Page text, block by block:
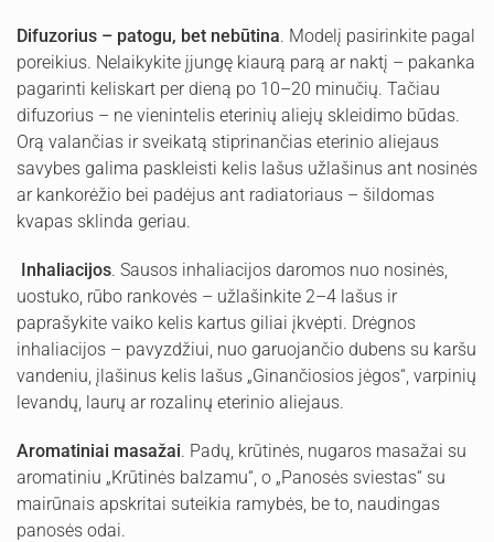
Difuzorius – patogu, bet nebūtina. Modelį pasirinkite pagal
poreikius. Nelaikykite įjungę kiaurą parą ar naktį – pakanka
pagarinti keliskart per dieną po 10–20 minučių. Tačiau
difuzorius – ne vienintelis eterinių aliejų skleidimo būdas.
Orą valančias ir sveikatą stiprinančias eterinio aliejaus
savybes galima paskleisti kelis lašus užlašinus ant nosinės
ar kankorėžio bei padėjus ant radiatoriaus – šildomas
kvapas sklinda geriau.
Inhaliacijos. Sausos inhaliacijos daromos nuo nosinės,
uostuko, rūbo rankovės – užlašinkite 2–4 lašus ir
paprašykite vaiko kelis kartus giliai įkvėpti. Drėgnos
inhaliacijos – pavyzdžiui, nuo garuojančio dubens su karšu
vandeniu, įlašinus kelis lašus „Ginančiosios jėgos“, varpinių
levandų, laurų ar rozalinų eterinio aliejaus.
Aromatiniai masažai. Padų, krūtinės, nugaros masažai su
aromatiniu „Krūtinės balzamu“, o „Panosės sviestas“ su
mairūnais apskritai suteikia ramybės, be to, naudingas
panosės odai.